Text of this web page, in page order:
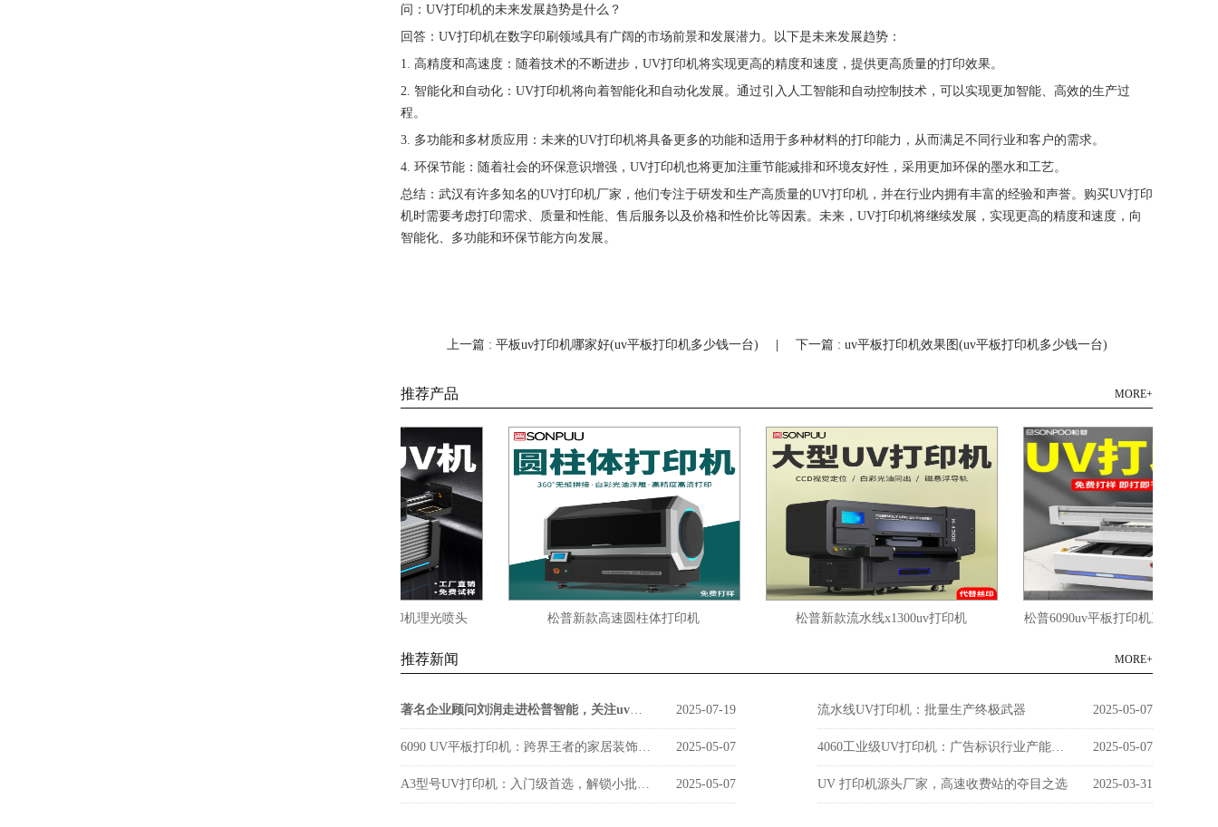
问：UV打印机的未来发展趋势是什么？
回答：UV打印机在数字印刷领域具有广阔的市场前景和发展潜力。以下是未来发展趋势：
1. 高精度和高速度：随着技术的不断进步，UV打印机将实现更高的精度和速度，提供更高质量的打印效果。
2. 智能化和自动化：UV打印机将向着智能化和自动化发展。通过引入人工智能和自动控制技术，可以实现更加智能、高效的生产过
程。
3. 多功能和多材质应用：未来的UV打印机将具备更多的功能和适用于多种材料的打印能力，从而满足不同行业和客户的需求。
4. 环保节能：随着社会的环保意识增强，UV打印机也将更加注重节能减排和环境友好性，采用更加环保的墨水和工艺。
总结：武汉有许多知名的UV打印机厂家，他们专注于研发和生产高质量的UV打印机，并在行业内拥有丰富的经验和声誉。购买UV打印
机时需要考虑打印需求、质量和性能、售后服务以及价格和性价比等因素。未来，UV打印机将继续发展，实现更高的精度和速度，向
智能化、多功能和环保节能方向发展。
上一篇 : 平板uv打印机哪家好(uv平板打印机多少钱一台) 下一篇 : uv平板打印机效果图(uv平板打印机多少钱一台)
推荐产品 MORE+
松普新款9060高落差打印机理光喷头 松普新款高速圆柱体打印机 松普新款流水线x1300uv打印机 松普6090uv平板打印机三喷头带视觉定
推荐新闻 MORE+
著名企业顾问刘润走进松普智能，关注uv印刷设备如何借京东智谷”上楼进化“ 2025-07-19 流水线UV打印机：批量生产终极武器 2025-05-07
6090 UV平板打印机：跨界王者的家居装饰新势力 2025-05-07 4060工业级UV打印机：广告标识行业产能革命者 2025-05-07
A3型号UV打印机：入门级首选，解锁小批量定制新商机 2025-05-07 UV 打印机源头厂家，高速收费站的夺目之选 2025-03-31